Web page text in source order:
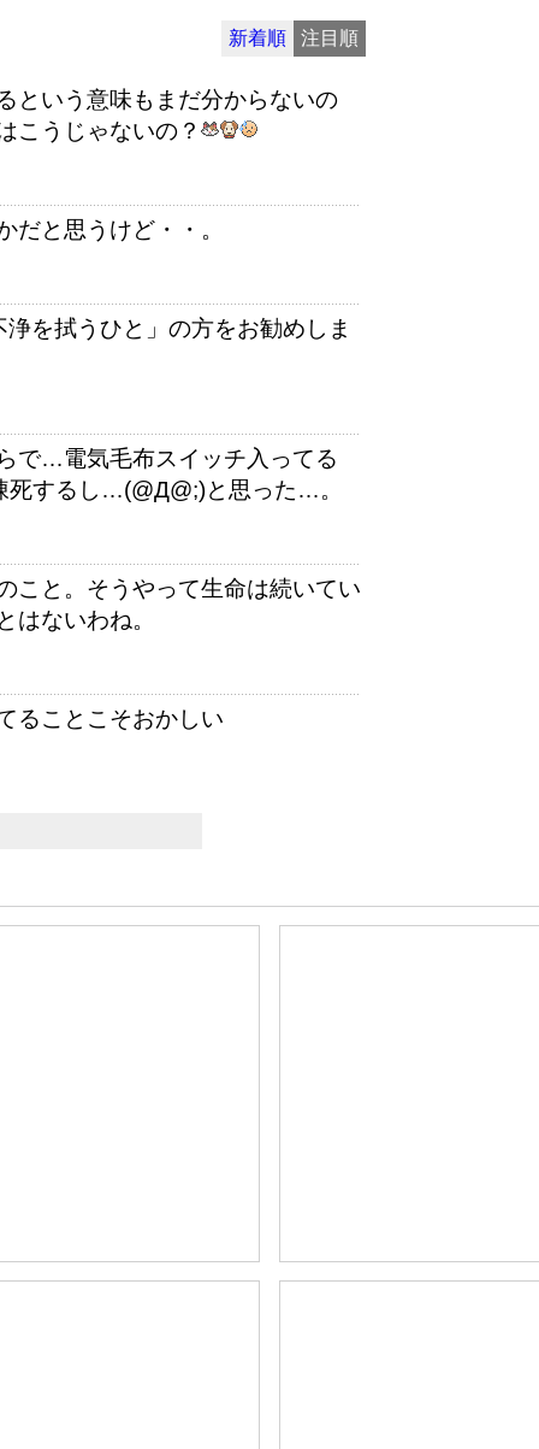
新着順 注目順
という意味もまだ分からないの
こうじゃないの？
だと思うけど・・。
を拭うひと」の方をお勧めしま
で…電気毛布スイッチ入ってる
死するし…(@Д@;)と思った…。
こと。そうやって生命は続いてい
はないわね。
ることこそおかしい